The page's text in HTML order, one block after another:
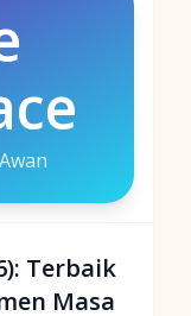
Terbaik
Masa